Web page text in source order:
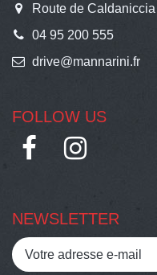
Route de
04 95 200 555
drive@mannarini.fr
FOLLOW US
NEWSLETTER